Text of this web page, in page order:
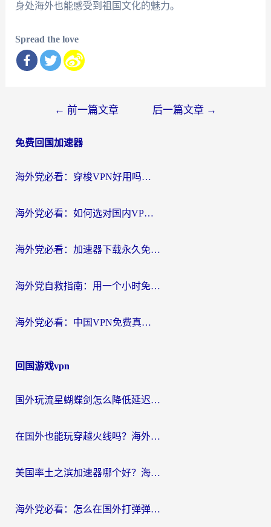
身处海外也能感受到祖国文化的魅力。
Spread the love
导
← 前一篇文章 后一篇文章 →
免费回国加速器
海外党必看：穿梭VPN好用吗？和云帆VPN对比哪个回国效果更好？附真实测评+避坑指南
海外党必看：如何选对国内VPN，实现无缝访问国内资源？
海外党必看：加速器下载永久免费版真的存在吗？教你无缝访问国内资源的正确姿势
海外党自救指南：用一个小时免费加速器，轻松打破国内资源访问壁垒？
海外党必看：中国VPN免费真的靠谱吗？手把手教你选对回国加速器
回国游戏vpn
国外玩流星蝴蝶剑怎么降低延迟？海外党必看的加速秘籍（含欧洲鸣潮&彩虹岛优化攻略）
在国外也能玩穿越火线吗？海外玩家国服游戏畅玩终极指南
美国率土之滨加速器哪个好？海外党国服游戏畅玩终极指南（附多游戏解决方案）
海外党必看：怎么在国外打弹弹堂不卡？番茄加速器亲测指南